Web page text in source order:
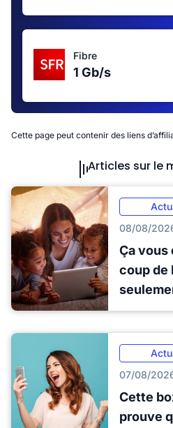
Fibre
1 Gb/s
Cette page peut contenir des liens
Articles sur le
08/08/
Ça vous
coup de
07/08/
Cette
prouve